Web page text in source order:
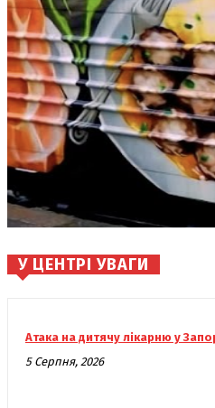
У ЦЕНТРІ УВАГИ
Атака на дитячу лікарню у
5 Серпня, 2026